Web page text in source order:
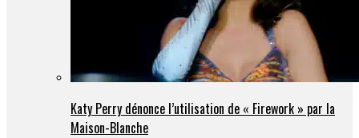
Katy Perry dénonce l’utilisation de « Firework » par la
Maison-Blanche